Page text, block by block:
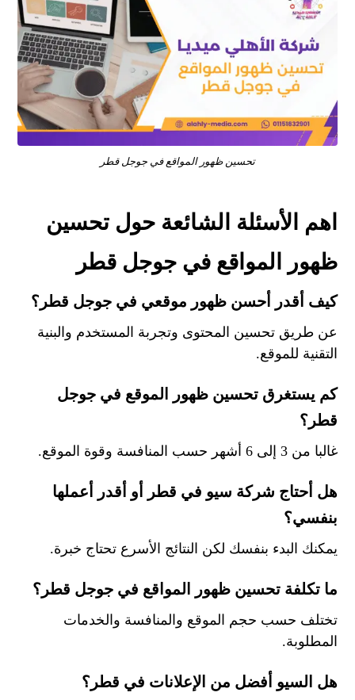
تحسين ظهور المواقع في جوجل قطر
اهم الأسئلة الشائعة حول تحسين
ظهور المواقع في جوجل قطر
كيف أقدر أحسن ظهور موقعي في جوجل قطر؟
عن طريق تحسين المحتوى وتجربة المستخدم والبنية
التقنية للموقع.
كم يستغرق تحسين ظهور الموقع في جوجل
قطر؟
غالبا من 3 إلى 6 أشهر حسب المنافسة وقوة الموقع.
هل أحتاج شركة سيو في قطر أو أقدر أعملها
بنفسي؟
يمكنك البدء بنفسك لكن النتائج الأسرع تحتاج خبرة.
ما تكلفة تحسين ظهور المواقع في جوجل قطر؟
تختلف حسب حجم الموقع والمنافسة والخدمات
المطلوبة.
هل السيو أفضل من الإعلانات في قطر؟